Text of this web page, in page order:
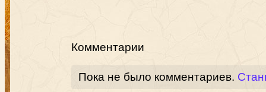
Комментарии
Пока не было комментариев.